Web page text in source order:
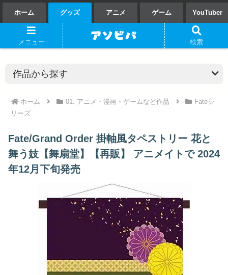
ホーム グッズ アニメ ゲーム YouTuber
ホーム 01. アニメ・漫画・ゲームなど作品
Fateシ
リーズ
Fate/Grand Order 掛軸風タペストリー 花と
舞う妓【舞扇堂】【再販】 アニメイトで 2024
年12月下旬発売
メニュー 検索